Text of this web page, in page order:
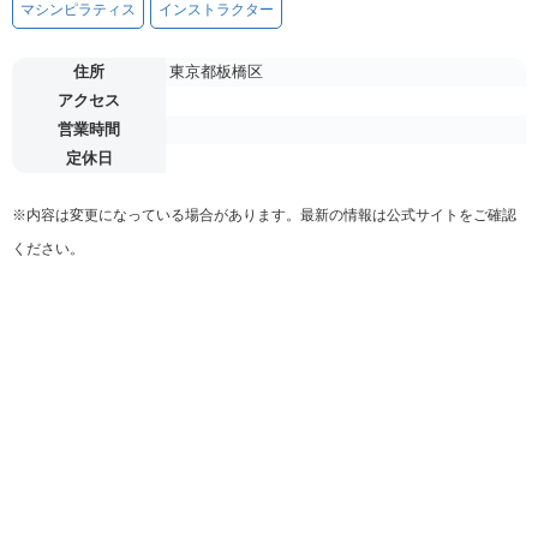
マシンピラティス インストラクター
住所
東京都板橋区
アクセス
営業時間
定休日
※内容は変更になっている場合があります。最新の情報は公式サイトをご確認
ください。